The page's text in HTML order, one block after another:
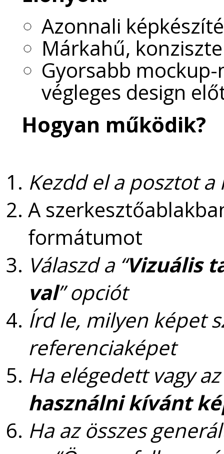
Azonnali
Márkahű,
Gyorsabb
végleges design
Hogyan működik?
Kezdd el a posztot
A
formátumot
Válaszd a “Vizuális
val” opciót
Írd le, milyen képet
referenciaképet
Ha elégedett vagy
használni kívánt
Ha az összes